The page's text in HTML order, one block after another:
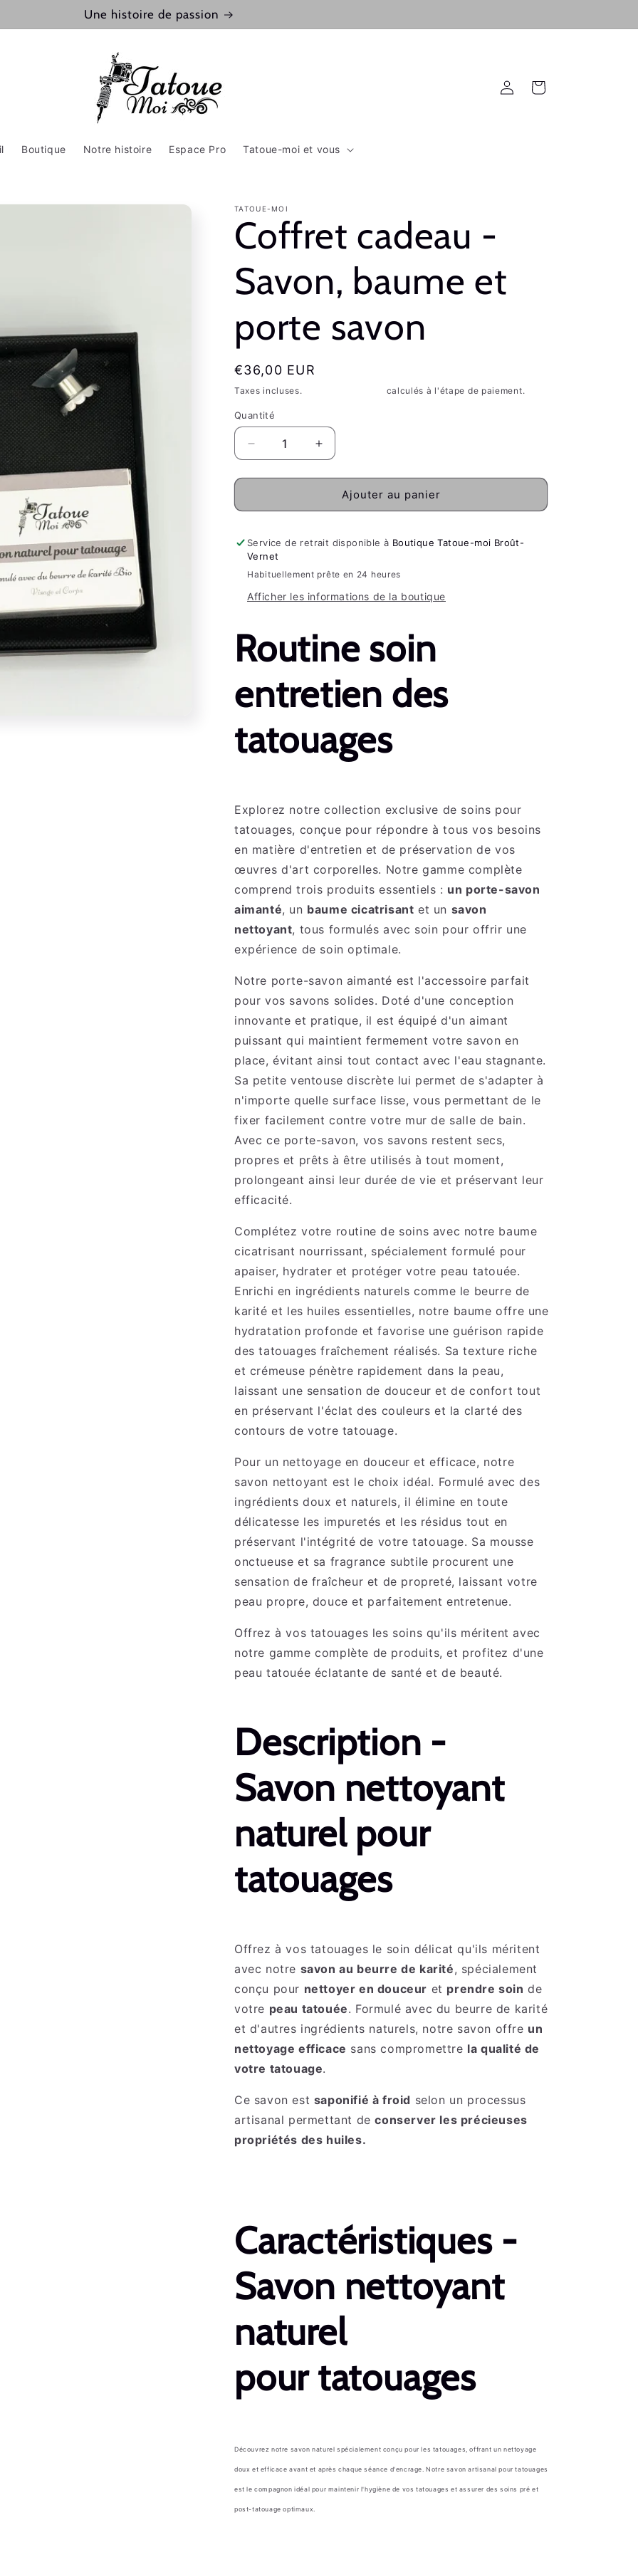
Une histoire de passion
Boutique Notre histoire Espace Pro Tatoue-moi et vous
ConnexionPanier
TATOUE-MOI
Coffret cadeau -
Savon, baume et
porte savon
Prix
habituel
€36,00 EUR
Taxes incluses. calculés à l'étape de paiement.
Quantité
Réduire
la
quantité
Coffret
-
Savon,
baume
porte
Augmenter
la
quantité
Coffret
-
baume
et
porte
Ajouter au panier
Service de retrait disponible à Boutique Tatoue-moi Broût-
Vernet
Habituellement prête en 24 heures
Afficher les informations de la boutique
Routine soin
entretien des
tatouages
Explorez notre collection exclusive de soins pour
tatouages, conçue pour répondre à tous vos besoins
en matière d'entretien et de préservation de vos
œuvres d'art corporelles. Notre gamme complète
comprend trois produits essentiels : un porte-savon
aimanté, un baume cicatrisant et un savon
nettoyant, tous formulés avec soin pour offrir une
expérience de soin optimale.
Notre porte-savon aimanté est l'accessoire parfait
pour vos savons solides. Doté d'une conception
innovante et pratique, il est équipé d'un aimant
puissant qui maintient fermement votre savon en
place, évitant ainsi tout contact avec l'eau stagnante.
Sa petite ventouse discrète lui permet de s'adapter à
n'importe quelle surface lisse, vous permettant de le
fixer facilement contre votre mur de salle de bain.
Avec ce porte-savon, vos savons restent secs,
propres et prêts à être utilisés à tout moment,
prolongeant ainsi leur durée de vie et préservant leur
efficacité.
Complétez votre routine de soins avec notre baume
cicatrisant nourrissant, spécialement formulé pour
apaiser, hydrater et protéger votre peau tatouée.
Enrichi en ingrédients naturels comme le beurre de
karité et les huiles essentielles, notre baume offre une
hydratation profonde et favorise une guérison rapide
des tatouages fraîchement réalisés. Sa texture riche
et crémeuse pénètre rapidement dans la peau,
laissant une sensation de douceur et de confort tout
en préservant l'éclat des couleurs et la clarté des
contours de votre tatouage.
Pour un nettoyage en douceur et efficace, notre
savon nettoyant est le choix idéal. Formulé avec des
ingrédients doux et naturels, il élimine en toute
délicatesse les impuretés et les résidus tout en
préservant l'intégrité de votre tatouage. Sa mousse
onctueuse et sa fragrance subtile procurent une
sensation de fraîcheur et de propreté, laissant votre
peau propre, douce et parfaitement entretenue.
Offrez à vos tatouages les soins qu'ils méritent avec
notre gamme complète de produits, et profitez d'une
peau tatouée éclatante de santé et de beauté.
Description -
Savon nettoyant
naturel pour
tatouages
Offrez à vos tatouages le soin délicat qu'ils méritent
avec notre savon au beurre de karité, spécialement
conçu pour nettoyer en douceur et prendre soin de
votre peau tatouée. Formulé avec du beurre de karité
et d'autres ingrédients naturels, notre savon offre un
nettoyage efficace sans compromettre la qualité de
votre tatouage.
Ce savon est saponifié à froid selon un processus
artisanal permettant deconserver les précieuses
propriétés des huiles.
Caractéristiques -
Savon nettoyant
naturel
pour tatouages
Découvrez notre savon naturel spécialement conçu pour les tatouages, offrant un nettoyage
doux et efficace avant et après chaque séance d'encrage. Notre savon artisanal pour tatouages
est le compagnon idéal pour maintenir l'hygiène de vos tatouages et assurer des soins pré et
post-tatouage optimaux.